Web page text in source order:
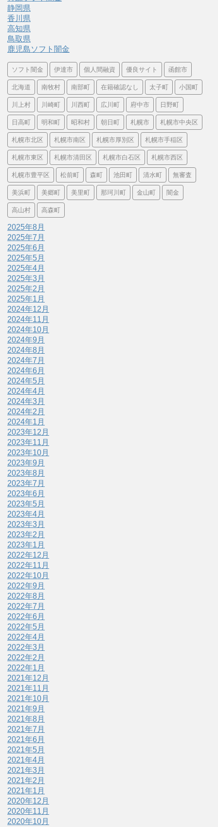
静岡県
香川県
高知県
鳥取県
鹿児島ソフト闇金
ソフト闇金 伊達市 個人間融資 優良サイト 函館市
北海道 南牧村 南部町 在籍確認なし 太子町 小国町
川上村 川崎町 川西町 広川町 府中市 日野町
日高町 明和町 昭和村 朝日町 札幌市 札幌市中央区
札幌市北区 札幌市南区 札幌市厚別区 札幌市手稲区
札幌市東区 札幌市清田区 札幌市白石区 札幌市西区
札幌市豊平区 松前町 森町 池田町 清水町 無審査
美浜町 美郷町 美里町 那珂川町 金山町 闇金
高山村 高森町
2025年8月
2025年7月
2025年6月
2025年5月
2025年4月
2025年3月
2025年2月
2025年1月
2024年12月
2024年11月
2024年10月
2024年9月
2024年8月
2024年7月
2024年6月
2024年5月
2024年4月
2024年3月
2024年2月
2024年1月
2023年12月
2023年11月
2023年10月
2023年9月
2023年8月
2023年7月
2023年6月
2023年5月
2023年4月
2023年3月
2023年2月
2023年1月
2022年12月
2022年11月
2022年10月
2022年9月
2022年8月
2022年7月
2022年6月
2022年5月
2022年4月
2022年3月
2022年2月
2022年1月
2021年12月
2021年11月
2021年10月
2021年9月
2021年8月
2021年7月
2021年6月
2021年5月
2021年4月
2021年3月
2021年2月
2021年1月
2020年12月
2020年11月
2020年10月